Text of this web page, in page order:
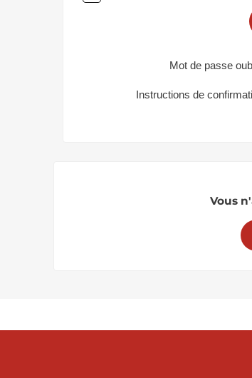
Mot de passe
Instructions de
Vous